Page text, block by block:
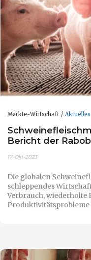
Märkte-Wirtschaft Aktuelles
Bericht der
17-Okt-2023
Die globalen
schleppendes
Verbrauch, wiederholte
Produktivitätsprobleme